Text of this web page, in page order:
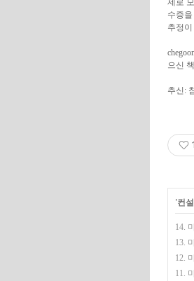
제로
수증
추정
으신
추신:
1
'컨
14.
13.
12.
11.